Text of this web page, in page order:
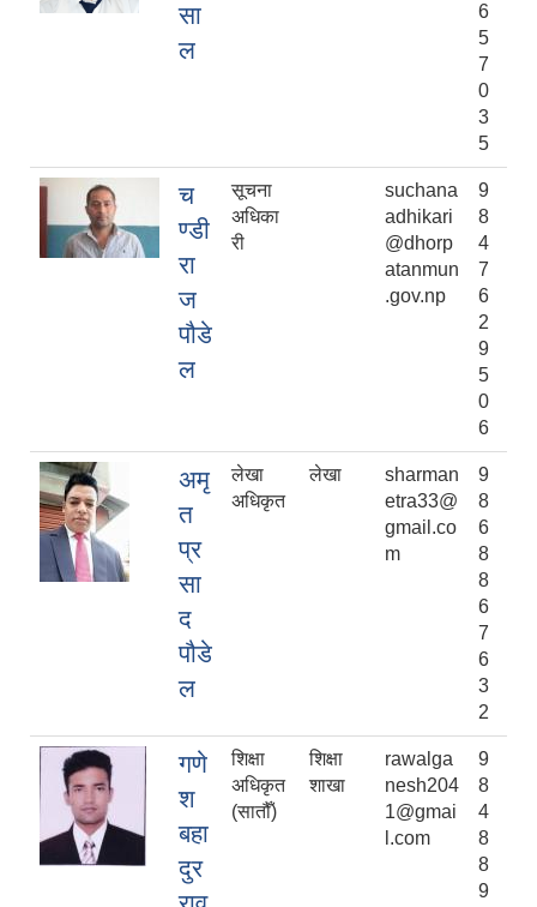
सा
ल
6
5
7
0
3
5
च
ण्डी
रा
ज
पौडे
ल
सूचना
अधिका
री
suchana
adhikari
@dhorp
atanmun
.gov.np
9
8
4
7
6
2
9
5
0
6
अमृ
त
प्र
सा
द
पौडे
ल
लेखा
अधिकृत
लेखा
sharman
etra33@
gmail.co
m
9
8
6
8
8
6
7
6
3
2
गणे
श
बहा
दुर
शिक्षा
अधिकृत
(सातौँ)
शिक्षा
शाखा
rawalga
nesh204
1@gmai
l.com
9
8
4
8
8
9